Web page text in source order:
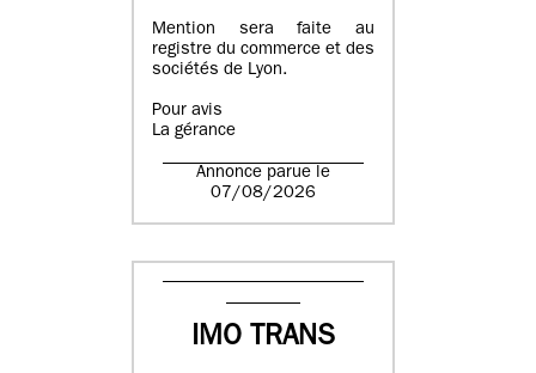
Mention sera faite au
registre du commerce et des
sociétés de Lyon.
Pour avis
La gérance
Annonce parue le
07/08/2026
IMO TRANS